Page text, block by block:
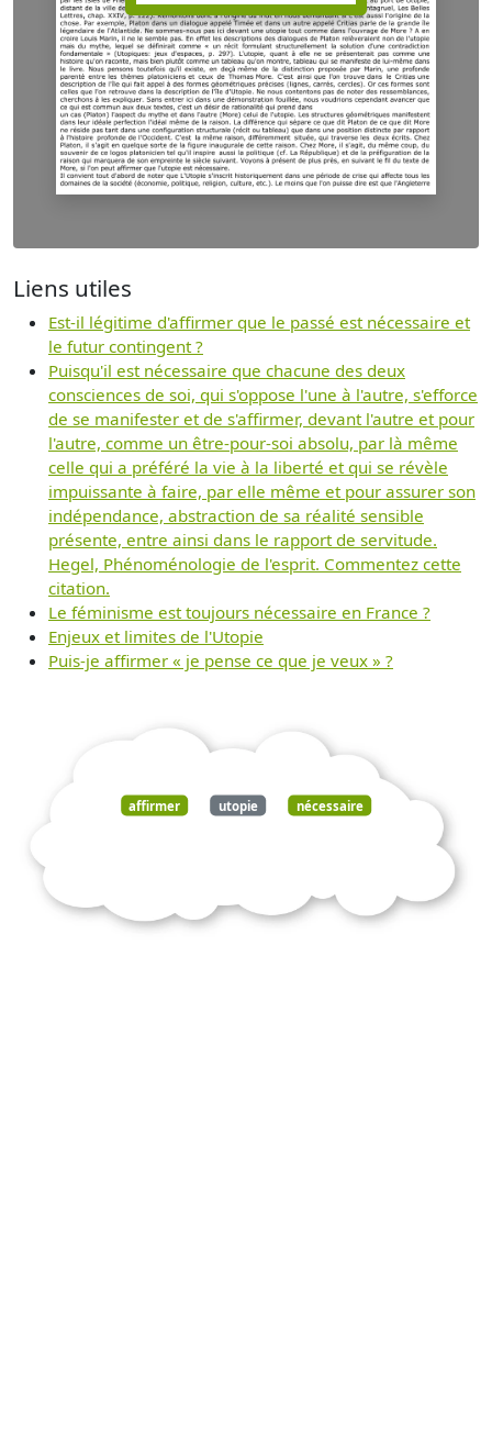
Liens utiles
Est-il légitime d'affirmer que le passé est nécessaire et
le futur contingent ?
Puisqu'il est nécessaire que chacune des deux
consciences de soi, qui s'oppose l'une à l'autre, s'efforce
de se manifester et de s'affirmer, devant l'autre et pour
l'autre, comme un être-pour-soi absolu, par là même
celle qui a préféré la vie à la liberté et qui se révèle
impuissante à faire, par elle même et pour assurer son
indépendance, abstraction de sa réalité sensible
présente, entre ainsi dans le rapport de servitude.
Hegel, Phénoménologie de l'esprit. Commentez cette
citation.
Le féminisme est toujours nécessaire en France ?
Enjeux et limites de l'Utopie
Puis-je affirmer « je pense ce que je veux » ?
affirmer utopie nécessaire